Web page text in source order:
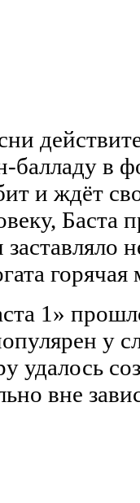
балладу в
и ждёт
Баста
горячая
1»
у
удалось
вне